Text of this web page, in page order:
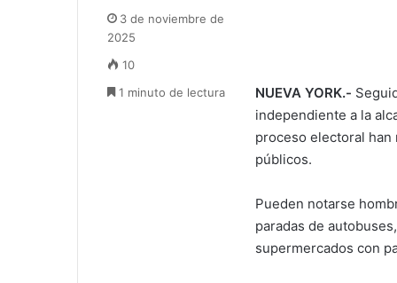
NUEVA YORK.-
independiente a la
proceso electoral
públicos.
Pueden notarse
paradas de
supermercados con
3 de noviembre de
2025
10
1 minuto de lectura